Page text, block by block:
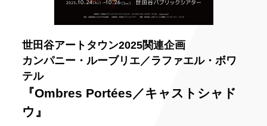
世田谷アートタウン2025関連企画
カンパニー・ルーブリエ／ラファエル・ボワ
テル
『Ombres Portées／キャストシャド
ウ』